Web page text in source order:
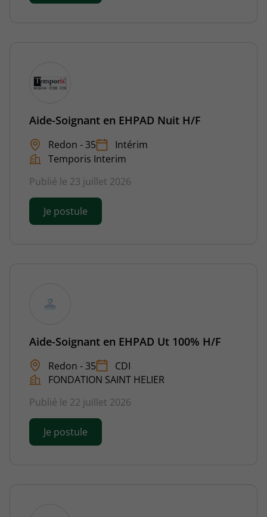
Aide-Soignant en EHPAD Nuit H/F
Redon - 35
Intérim
Temporis Interim
Publié le 23 juillet 2026
Je postule
Aide-Soignant en EHPAD Ut 100% H/F
Redon - 35
CDI
FONDATION SAINT HELIER
Publié le 22 juillet 2026
Je postule